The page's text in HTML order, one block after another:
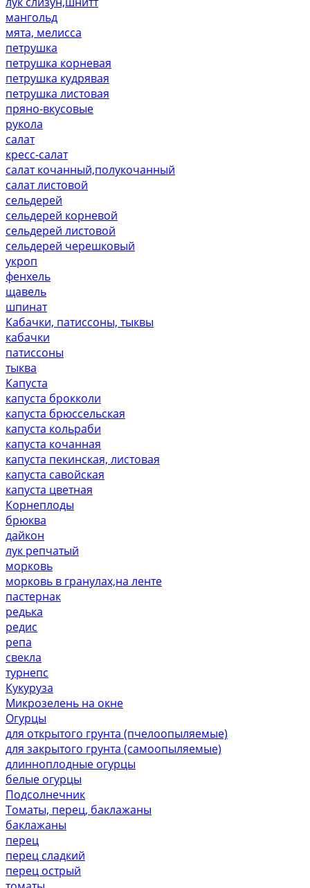
мангольд
мята, мелисса
петрушка
петрушка корневая
петрушка кудрявая
петрушка листовая
пряно-вкусовые
рукола
салат
кресс-салат
салат кочанный,полукочанный
салат листовой
сельдерей
сельдерей корневой
сельдерей листовой
сельдерей черешковый
укроп
фенхель
щавель
шпинат
Кабачки, патиссоны, тыквы
кабачки
патиссоны
тыква
Капуста
капуста брокколи
капуста брюссельская
капуста кольраби
капуста кочанная
капуста пекинская, листовая
капуста савойская
капуста цветная
Корнеплоды
брюква
дайкон
лук репчатый
морковь
морковь в гранулах,на ленте
пастернак
редька
редис
репа
свекла
турнепс
Кукуруза
Микрозелень на окне
Огурцы
для открытого грунта (пчелоопыляемые)
для закрытого грунта (самоопыляемые)
длинноплодные огурцы
белые огурцы
Подсолнечник
Томаты, перец, баклажаны
баклажаны
перец
перец сладкий
перец острый